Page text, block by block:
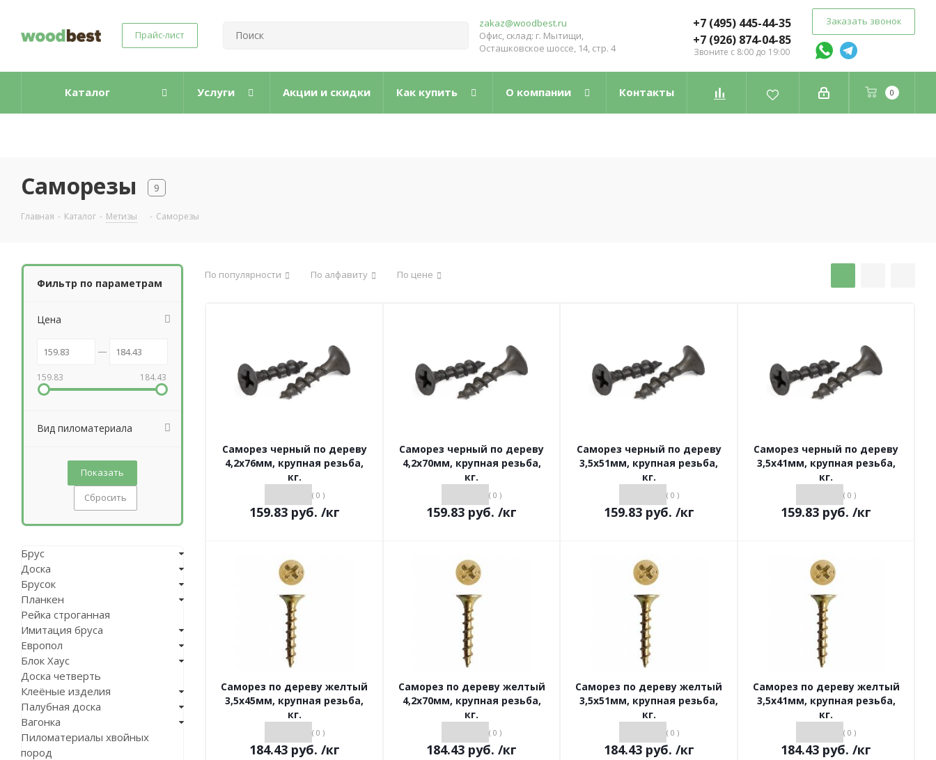
Прайс-лист
zakaz@woodbest.ru
Офис, склад: г. Мытищи,
Осташковское шоссе, 14, стр. 4
+7 (495) 445-44-35
+7 (926) 874-04-85
Звоните с 8:00 до 19:00
Заказать звонок
0
Каталог Услуги Акции и скидки Как купить О компании Контакты
Саморезы 9
Главная - Каталог - Метизы - Саморезы
По популярности По алфавиту По цене
Саморез черный по дереву
4,2х76мм, крупная резьба,
кг.
( 0 )
159.83руб. /кг
Саморез черный по дереву
4,2х70мм, крупная резьба,
кг.
( 0 )
159.83 руб. /кг
Саморез черный по дереву
3,5х51мм, крупная резьба,
кг.
( 0 )
159.83руб. /кг
Саморез черный по дереву
3,5х41мм, крупная резьба,
кг.
( 0 )
159.83 руб. /кг
Саморез по дереву желтый
3,5х45мм, крупная резьба,
кг.
( 0 )
184.43руб. /кг
Саморез по дереву желтый
4,2х70мм, крупная резьба,
кг.
( 0 )
184.43 руб. /кг
Саморез по дереву желтый
3,5х51мм, крупная резьба,
кг.
( 0 )
184.43руб. /кг
Саморез по дереву желтый
3,5х41мм, крупная резьба,
кг.
( 0 )
184.43 руб. /кг
Фильтр по параметрам
Цена
159.83 184.43
Вид пиломатериала
Сбросить
Брус
Доска
Брусок
Планкен
Рейка строганная
Имитация бруса
Европол
Блок Хаус
Доска четверть
Клеёные изделия
Палубная доска
Вагонка
Пиломатериалы хвойных
пород